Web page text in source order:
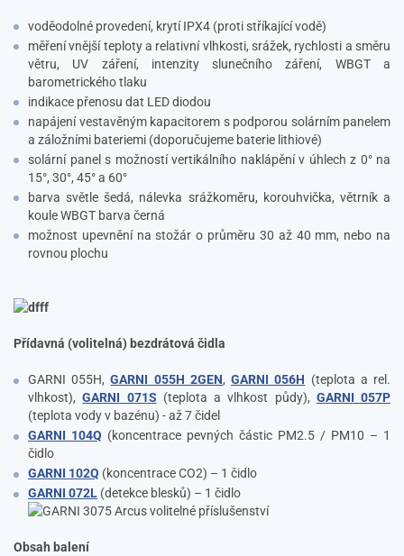
voděodolné provedení, krytí IPX4 (proti stříkající vodě)
měření vnější teploty a relativní vlhkosti, srážek, rychlosti a směru
větru, UV záření, intenzity slunečního záření, WBGT a
barometrického tlaku
indikace přenosu dat LED diodou
napájení vestavěným kapacitorem s podporou solárním panelem
a záložními bateriemi (doporučujeme baterie lithiové)
solární panel s možností vertikálního naklápění v úhlech z 0° na
15°, 30°, 45° a 60°
barva světle šedá, nálevka srážkoměru, korouhvička, větrník a
koule WBGT barva černá
možnost upevnění na stožár o průměru 30 až 40 mm, nebo na
rovnou plochu
Přídavná (volitelná) bezdrátová čidla
GARNI 055H,GARNI 055H 2GEN,GARNI 056H (teplota a rel.
vlhkost),GARNI 071S (teplota a vlhkost půdy), GARNI 057P
(teplota vody v bazénu) - až 7 čidel
GARNI 104Q (koncentrace pevných částic PM2.5 / PM10 – 1
čidlo
GARNI 102Q (koncentrace CO2) – 1 čidlo
GARNI 072L (detekce blesků) – 1 čidlo
Obsah balení